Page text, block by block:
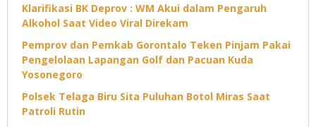
Klarifikasi BK Deprov : WM Akui dalam Pengaruh
Alkohol Saat Video Viral Direkam
Pemprov dan Pemkab Gorontalo Teken Pinjam Pakai
Pengelolaan Lapangan Golf dan Pacuan Kuda
Yosonegoro
Polsek Telaga Biru Sita Puluhan Botol Miras Saat
Patroli Rutin